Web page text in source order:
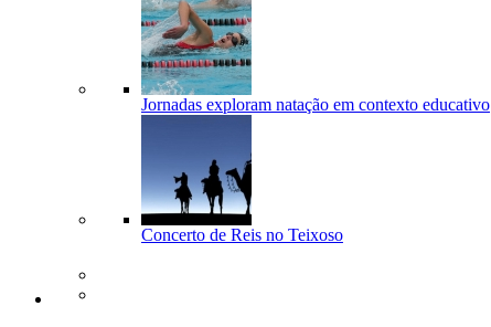
Jornadas exploram natação em contexto educativo
Concerto de Reis no Teixoso